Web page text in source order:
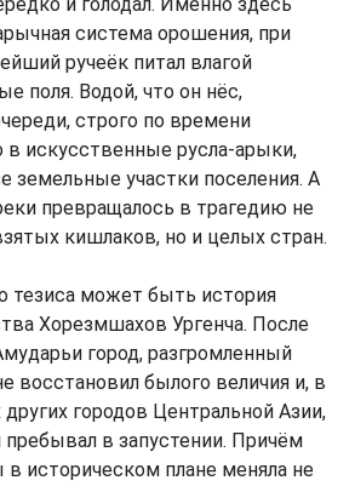
и голодал. Именно здесь
система орошения, при
ручеёк питал влагой
поля. Водой, что он нёс,
строго по времени
в искусственные русла-арыки,
земельные участки поселения. А
превращалось в трагедию не
кишлаков, но и целых стран.
тезиса может быть история
Хорезмшахов Ургенча. После
город, разгромленный
восстановил былого величия и, в
городов Центральной Азии,
в запустении. Причём
историческом плане меняла не